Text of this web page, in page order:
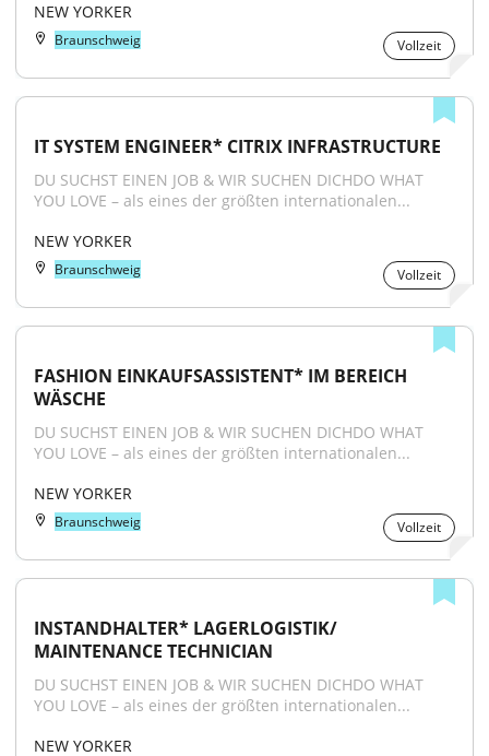
NEW YORKER
Braunschweig Vollzeit
IT SYSTEM ENGINEER* CITRIX INFRASTRUCTURE
DU SUCHST EINEN JOB & WIR SUCHEN DICHDO WHAT
YOU LOVE – als eines der größten internationalen...
NEW YORKER
Braunschweig Vollzeit
FASHION EINKAUFSASSISTENT* IM BEREICH
WÄSCHE
DU SUCHST EINEN JOB & WIR SUCHEN DICHDO WHAT
YOU LOVE – als eines der größten internationalen...
NEW YORKER
Braunschweig Vollzeit
INSTANDHALTER* LAGERLOGISTIK/
MAINTENANCE TECHNICIAN
DU SUCHST EINEN JOB & WIR SUCHEN DICHDO WHAT
YOU LOVE – als eines der größten internationalen...
NEW YORKER